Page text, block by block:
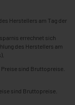
Herstellers am Tag der
errechnet sich
des Herstellers am
sind Bruttopreise.
sind Bruttopreise.